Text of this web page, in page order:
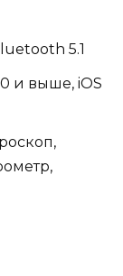
5.1
и выше, iOS